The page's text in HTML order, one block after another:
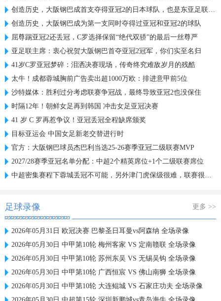
创造历史，大阪钢巴成首支夺得亚冠2的日本球队，也是东亚足联首队
创造历史，大阪钢巴成为第一支同时夺得过亚冠和亚冠2的球队
屈尊踢亚冠2还丢冠，C罗选择保留“绝代双骄”的最后一丝尊严
亚足联主席：衷心祝贺大阪钢巴首夺亚冠2冠军，你们实至名归
41岁C罗亚冠梦碎：泪洒决赛现场，传奇终究难敌岁月的残酷
太牛！成都蓉城胸前广告卖出超1000万欧：排进意甲前5位
沙特媒体：胜利过分考虑联赛争冠战，最终导致亚冠2也没保住
时隔12年！朝鲜女足再到韩国 冲击女足亚冠决赛
41 岁 C 罗再惹争议！亚冠丢冠全程缺席颁奖
目标亚运会 中国女足新老交替进行时
官方：大阪钢巴球员杰巴利当选25-26赛季亚冠二级联赛MVP
2027/28赛季亚冠名单分配：中超2个精英席位+1个二级联赛席位
中超密集赛程下蓉城丢冠不可能，另外津门虎保级很难，联赛很无聊
足球录像 更多 >>
2026年05月31日 欧冠决赛 巴黎圣日耳曼vs阿森纳 全场录像
2026年05月30日 中甲第10轮 梅州客家 VS 定南赣联 全场录像
2026年05月30日 中甲第10轮 苏州东吴 VS 无锡吴钩 全场录像
2026年05月30日 中甲第10轮 广西恒宸 VS 佛山南狮 全场录像
2026年05月30日 中甲第10轮 大连鲲城 VS 石家庄功夫 全场录像